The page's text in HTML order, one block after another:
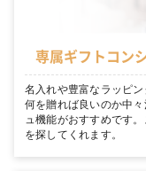
専属ギフトコン
名入れや豊富なラッピ
何を贈れば良いのか中
ュ機能がおすすめです
を探してくれます。